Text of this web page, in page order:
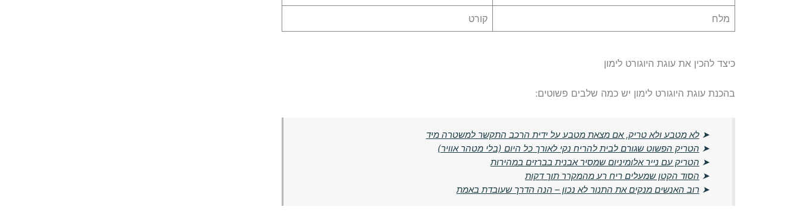
מלח קורט
כיצד להכין את עוגת היוגורט לימון
בהכנת עוגת היוגורט לימון יש כמה שלבים פשוטים:
➤לא מטבע ולא טריק, אם מצאת מטבע על ידית הרכב התקשר למשטרה מיד
➤ הטריק הפשוט שגורם לבית להריח נקי לאורך כל היום (בלי מטהר אוויר)
➤ הטריק עם נייר אלומיניום שמסיר אבנית בברזים במהירות
➤ הסוד הקטן שמעלים ריח רע מהמקרר תוך דקות
➤רוב האנשים מנקים את התנור לא נכון – הנה הדרך שעובדת באמת